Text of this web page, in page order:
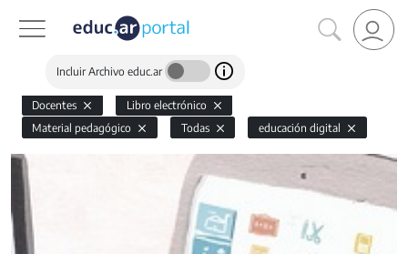
Incluir Archivo educ.ar
Docentes
Libro electrónico
Material pedagógico
Todas educación digital